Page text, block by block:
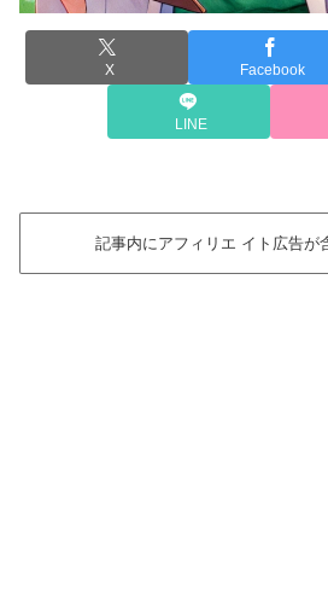
X Facebook
LINE
記事内にアフィリエ イト広告が